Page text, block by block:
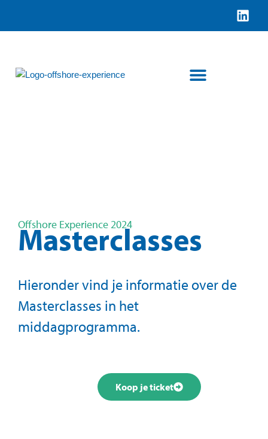
Ga
inhoud
Offshore Experience 2024
Masterclasses
Hieronder vind je informatie over de
Masterclasses in het
middagprogramma.
Koop je ticket